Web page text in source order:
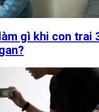
gì khi con trai